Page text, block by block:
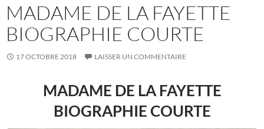
MADAME DE LA FAYETTE
BIOGRAPHIE COURTE
17 OCTOBRE 2018 LAISSER UN COMMENTAIRE
MADAME DE LA FAYETTE
BIOGRAPHIE COURTE